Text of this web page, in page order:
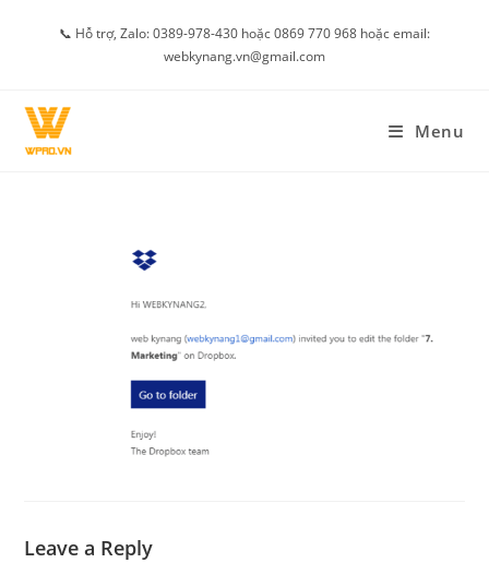
📞 Hỗ trợ, Zalo: 0389-978-430 hoặc 0869 770 968 hoặc email:
webkynang.vn@gmail.com
Menu
Leave a Reply